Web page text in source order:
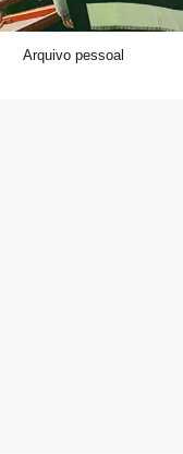
Arquivo pessoal